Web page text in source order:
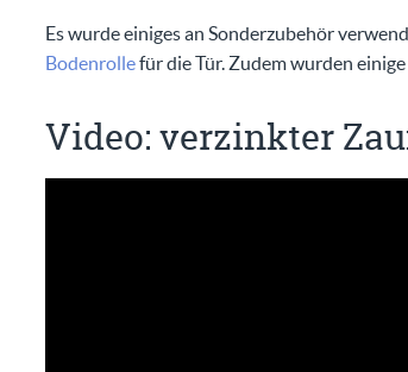
Es wurde einiges an Sonderzubehör
Bodenrollefür die Tür. Zudem wurden
Video: verzinkter